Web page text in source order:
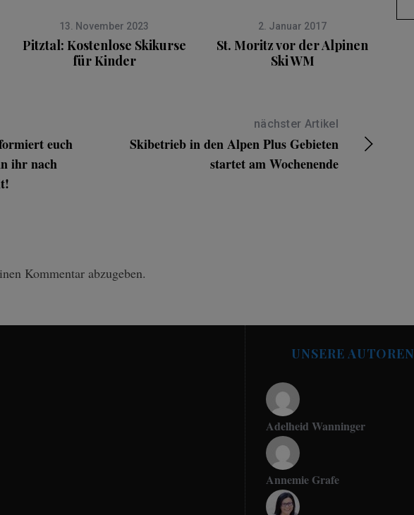
13. November 2023
Pitztal: Kostenlose Skikurse
für Kinder
2. Januar 2017
St. Moritz vor der Alpinen
Ski WM
euch
ihr nach
nächster Artikel
Skibetrieb in den Alpen Plus Gebieten
startet am Wochenende
Kommentar abzugeben.
UNSERE AUTOREN
Adelheid Wanninger
Annemie Grafe